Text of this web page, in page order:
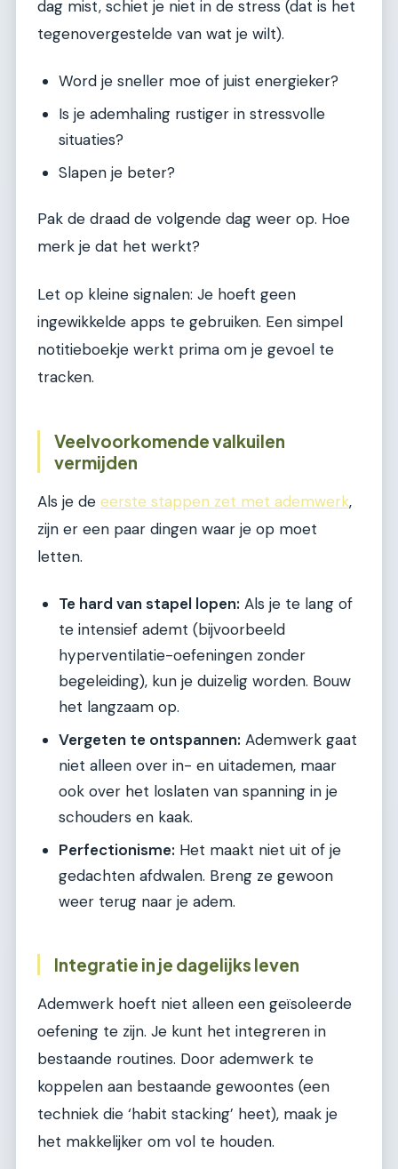
dag mist, schiet je niet in de stress (dat is het
tegenovergestelde van wat je wilt).
Word je sneller moe of juist energieker?
Is je ademhaling rustiger in stressvolle
situaties?
Slapen je beter?
Pak de draad de volgende dag weer op. Hoe
merk je dat het werkt?
Let op kleine signalen: Je hoeft geen
ingewikkelde apps te gebruiken. Een simpel
notitieboekje werkt prima om je gevoel te
tracken.
Veelvoorkomende valkuilen
vermijden
Als je de eerste stappen zet met ademwerk,
zijn er een paar dingen waar je op moet
letten.
Te hard van stapel lopen: Als je te lang of
te intensief ademt (bijvoorbeeld
hyperventilatie-oefeningen zonder
begeleiding), kun je duizelig worden. Bouw
het langzaam op.
Vergeten te ontspannen: Ademwerk gaat
niet alleen over in- en uitademen, maar
ook over het loslaten van spanning in je
schouders en kaak.
Perfectionisme: Het maakt niet uit of je
gedachten afdwalen. Breng ze gewoon
weer terug naar je adem.
Integratie in je dagelijks leven
Ademwerk hoeft niet alleen een geïsoleerde
oefening te zijn. Je kunt het integreren in
bestaande routines. Door ademwerk te
koppelen aan bestaande gewoontes (een
techniek die ‘habit stacking’ heet), maak je
het makkelijker om vol te houden.